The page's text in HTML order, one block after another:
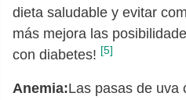
dieta saludable y evitar
más mejora las
con diabetes! [5]
Anemia:Las pasas de uva